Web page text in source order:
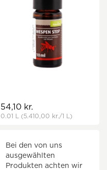
54,10 kr.
0.01 L (5.410,00 kr./1 L)
Bei den von uns
ausgewählten
Produkten achten wir